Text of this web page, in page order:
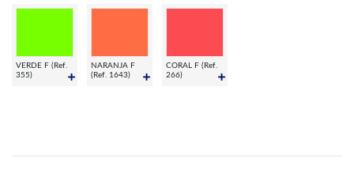
VERDE F (Ref.
355)
NARANJA F
(Ref. 1643)
CORAL F (Ref.
266)